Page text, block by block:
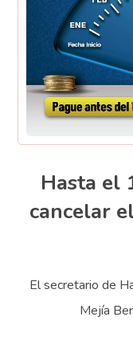
Hasta el
cancelar
El secretario de
Mejía